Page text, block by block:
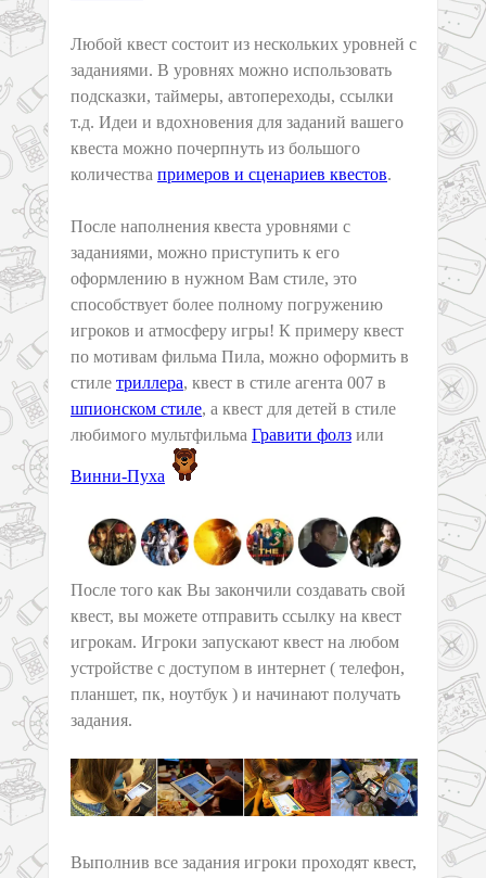
Любой квест состоит из нескольких уровней с
заданиями. В уровнях можно использовать
подсказки, таймеры, автопереходы, ссылки
т.д. Идеи и вдохновения для заданий вашего
квеста можно почерпнуть из большого
количества примеров и сценариев квестов.
После наполнения квеста уровнями с
заданиями, можно приступить к его
оформлению в нужном Вам стиле, это
способствует более полному погружению
игроков и атмосферу игры! К примеру квест
по мотивам фильма Пила, можно оформить в
стиле триллера, квест в стиле агента 007 в
шпионском стиле, а квест для детей в стиле
любимого мультфильма Гравити фолз или
Винни-Пуха
После того как Вы закончили создавать свой
квест, вы можете отправить ссылку на квест
игрокам. Игроки запускают квест на любом
устройстве с доступом в интернет ( телефон,
планшет, пк, ноутбук ) и начинают получать
задания.
Выполнив все задания игроки проходят квест,